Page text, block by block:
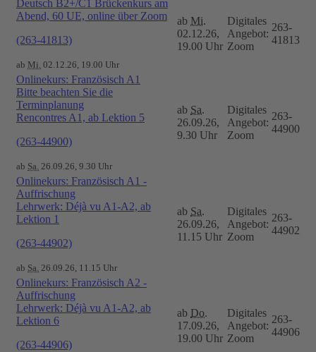
Deutsch B2+/C1 Brückenkurs am
Abend, 60 UE, online über Zoom
(263-41813)
ab Mi. 02.12.26, 19.00 Uhr
ab Mi.
02.12.26,
19.00 Uhr
Digitales
Angebot:
Zoom
263-
41813
Onlinekurs: Französisch A1
Bitte beachten Sie die
Terminplanung
Rencontres A1, ab Lektion 5
(263-44900)
ab Sa. 26.09.26, 9.30 Uhr
ab Sa.
26.09.26,
9.30 Uhr
Digitales
Angebot:
Zoom
263-
44900
Onlinekurs: Französisch A1 -
Auffrischung
Lehrwerk: Déjà vu A1-A2, ab
Lektion 1
(263-44902)
ab Sa. 26.09.26, 11.15 Uhr
ab Sa.
26.09.26,
11.15 Uhr
Digitales
Angebot:
Zoom
263-
44902
Onlinekurs: Französisch A2 -
Auffrischung
Lehrwerk: Déjà vu A1-A2, ab
Lektion 6
(263-44906)
ab Do.
17.09.26,
19.00 Uhr
Digitales
Angebot:
Zoom
263-
44906